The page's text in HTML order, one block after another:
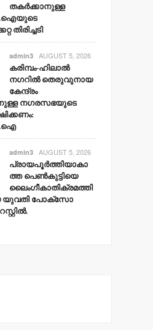
തകര്‍ക്കാനുള്ള
തിരിച്ചടി
admin3 AUGUST 5, 2026
കരിമ്പം-ഹിലാല്‍
നഗറില്‍ തെരുവുനായ
കേന്ദ്രം
നഗരസഭയുടെ
admin3 AUGUST 5, 2026
പ്രായപൂര്‍ത്തിയാകാ
ത്ത പെണ്‍കുട്ടിയെ
ലൈംഗീകാതിക്രമത്തി
യുവതി പോക്‌സോ